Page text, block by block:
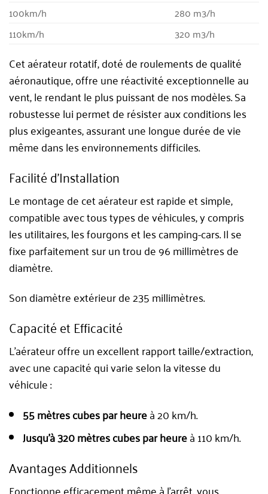
100km/h
280 m3/h
110km/h
320 m3/h
Cet aérateur rotatif, doté de roulements de qualité
aéronautique, offre une réactivité exceptionnelle au
vent, le rendant le plus puissant de nos modèles. Sa
robustesse lui permet de résister aux conditions les
plus exigeantes, assurant une longue durée de vie
même dans les environnements difficiles.
Facilité d’Installation
Le montage de cet aérateur est rapide et simple,
compatible avec tous types de véhicules, y compris
les utilitaires, les fourgons et les camping-cars. Il se
fixe parfaitement sur un trou de 96 millimètres de
diamètre.
Son diamètre extérieur de 235 millimètres.
Capacité et Efficacité
L’aérateur offre un excellent rapport taille/extraction,
avec une capacité qui varie selon la vitesse du
véhicule :
55 mètres cubes par heureà 20 km/h.
Jusqu’à 320 mètres cubes par heureà 110 km/h.
Avantages Additionnels